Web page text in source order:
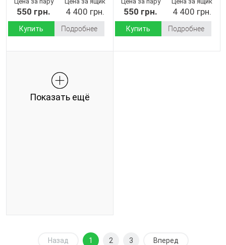
550 грн. 4 400 грн.
Купить Подробнее
550 грн. 4 400 грн.
Купить Подробнее
Показать ещё
Назад 1 2 3 Вперед